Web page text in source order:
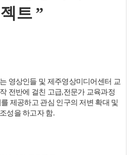
젝트 ”
영상인들 및 제주영상미디어센터 교
전반에 걸친 고급,전문가 교육과정
제공하고 관심 인구의 저변 확대 및
성을 하고자 함.